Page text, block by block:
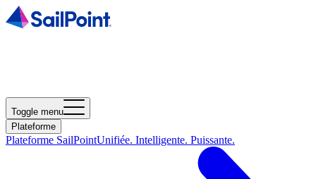
Toggle menu
Plateforme
Plateforme SailPointUnifiée. Intelligente. Puissante.